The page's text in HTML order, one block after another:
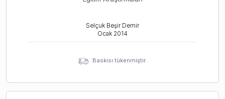
Selçuk Beşir Demir
Ocak 2014
Baskısı tükenmiştir.